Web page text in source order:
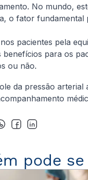
No mundo,
o fator
pacientes pela
benefícios para os
ou não.
da pressão
pode